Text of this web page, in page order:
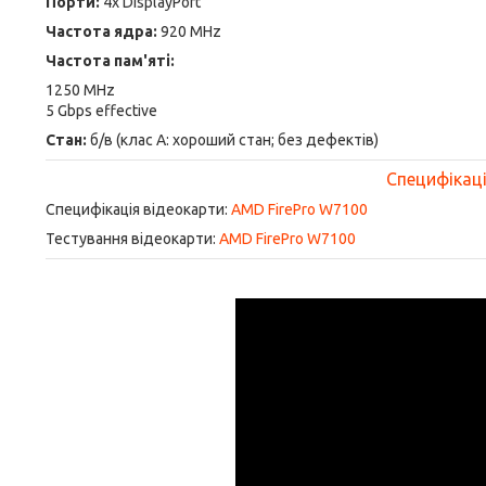
Частота ядра: 920 MHz
Частота пам'яті:
1250 MHz
5 Gbps effective
Стан: б/в (клас А: хороший стан; без дефектів)
Специфікація відеокарти: AMD FirePro W7100
Тестування відеокарти: AMD FirePro W7100